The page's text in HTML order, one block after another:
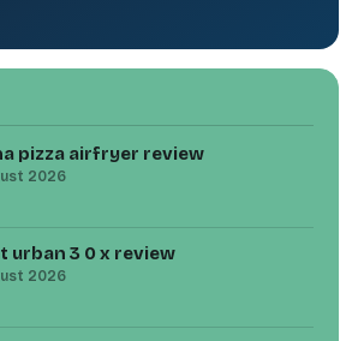
pizza airfryer review
2026
urban 3 0 x review
2026